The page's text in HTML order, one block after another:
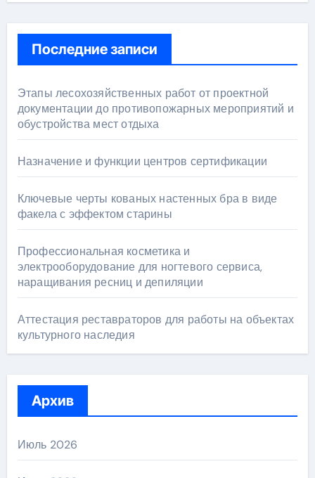
Последние записи
Этапы лесохозяйственных работ от проектной
документации до противопожарных мероприятий и
обустройства мест отдыха
Назначение и функции центров сертификации
Ключевые черты кованых настенных бра в виде
факела с эффектом старины
Профессиональная косметика и
электрооборудование для ногтевого сервиса,
наращивания ресниц и депиляции
Аттестация реставраторов для работы на объектах
культурного наследия
Архив
Июль 2026